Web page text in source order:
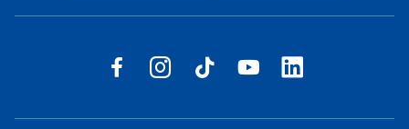
Sledujte nás na sociálnych sieťach
facebookinstagram
tiktok youtubelinkedin